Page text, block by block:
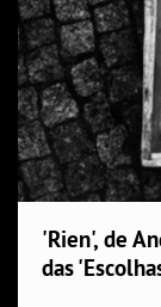
'Rien', de
das